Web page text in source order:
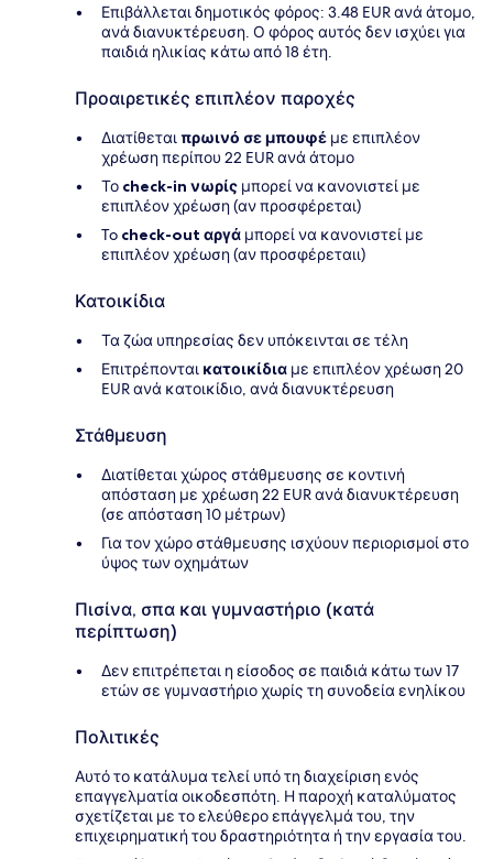
Επιβάλλεται δημοτικός φόρος: 3.48 EUR ανά άτομο,
ανά διανυκτέρευση. Ο φόρος αυτός δεν ισχύει για
παιδιά ηλικίας κάτω από 18 έτη.
Προαιρετικές επιπλέον παροχές
Διατίθεταιπρωινό σε μπουφέ με επιπλέον
χρέωση περίπου 22 EUR ανά άτομο
Το check-in νωρίς μπορεί να κανονιστεί με
επιπλέον χρέωση (αν προσφέρεται)
To check-out αργά μπορεί να κανονιστεί με
επιπλέον χρέωση (αν προσφέρεταιι)
Κατοικίδια
Τα ζώα υπηρεσίας δεν υπόκεινται σε τέλη
Επιτρέπονται κατοικίδια με επιπλέον χρέωση 20
EUR ανά κατοικίδιο, ανά διανυκτέρευση
Στάθμευση
Διατίθεται χώρος στάθμευσης σε κοντινή
απόσταση με χρέωση 22 EUR ανά διανυκτέρευση
(σε απόσταση 10 μέτρων)
Για τον χώρο στάθμευσης ισχύουν περιορισμοί στο
ύψος των οχημάτων
Πισίνα, σπα και γυμναστήριο (κατά
περίπτωση)
Δεν επιτρέπεται η είσοδος σε παιδιά κάτω των 17
ετών σε γυμναστήριο χωρίς τη συνοδεία ενηλίκου
Πολιτικές
Αυτό το κατάλυμα τελεί υπό τη διαχείριση ενός
επαγγελματία οικοδεσπότη. Η παροχή καταλύματος
σχετίζεται με το ελεύθερο επάγγελμά του, την
επιχειρηματική του δραστηριότητα ή την εργασία του.